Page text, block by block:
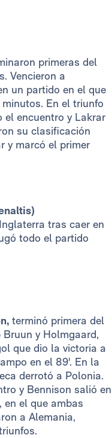
primeras del
Vencieron a
un partido en el que
En el triunfo
encuentro y Lakrar
su clasificación
y marcó el primer
tras caer en
todo el partido
terminó primera del
y Holmgaard,
que dio la victoria a
en el 89'. En la
derrotó a Polonia.
y Bennison salió en
el que ambas
a Alemania,